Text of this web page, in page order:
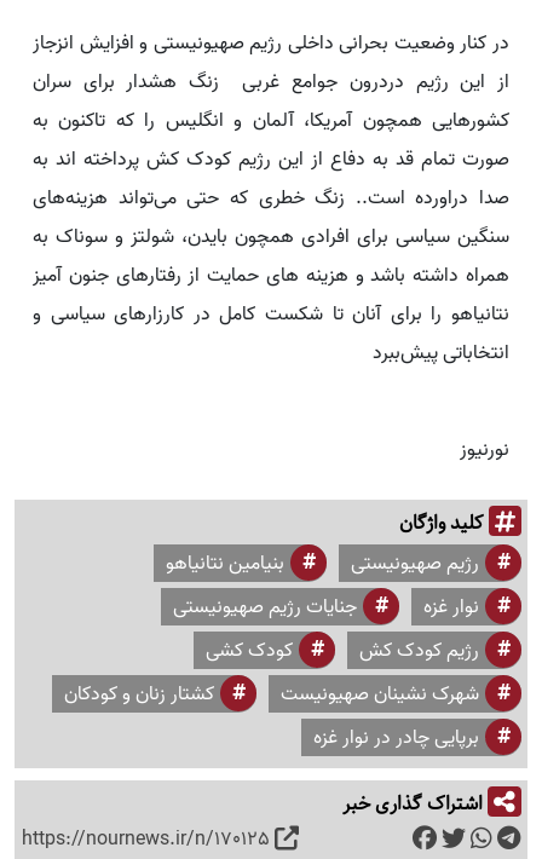
در کنار وضعیت بحرانی داخلی رژیم صهیونیستی و افزایش انزجاز
از این رژیم دردرون جوامع غربی زنگ هشدار برای سران
کشورهایی همچون آمریکا، آلمان و انگلیس را که تاکنون به
صورت تمام قد به دفاع از این رژیم کودک کش پرداخته اند به
صدا دراورده است.. زنگ خطری که حتی می‌تواند هزینه‌های
سنگین سیاسی برای افرادی همچون بایدن، شولتز و سوناک به
همراه داشته باشد و هزینه های حمایت از رفتارهای جنون آمیز
نتانیاهو را برای آنان تا شکست کامل در کارزارهای سیاسی و
انتخاباتی پیش‌ببرد
نورنیوز
کلید واژگان
رژیم صهیونیستی
بنیامین نتانیاهو
نوار غزه
جنایات رژیم صهیونیستی
رژیم کودک کش
کودک کشی
شهرک نشینان صهیونیست
کشتار زنان و کودکان
برپایی چادر در نوار غزه
اشتراک گذاری خبر
https://nournews.ir/n/170125